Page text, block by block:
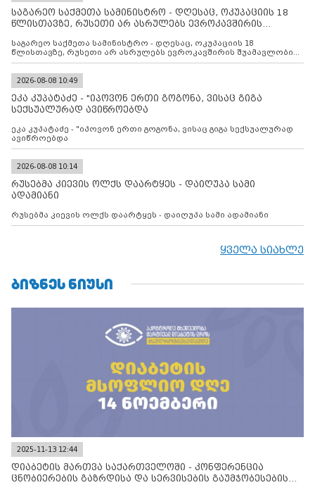
საგარეო საქმეთა სამინისტრო - დღესაც, ოკუპაციის 18
წლისთავზე, რუსეთი არ ასრულებს ევროკავშირის
საგარეო საქმეთა სამინისტრო - დღესაც, ოკუპაციის 18
წლისთავზე, რუსეთი არ ასრულებს ევროკავშირის შუამავლობით
დადებულ 2008 წლის 12 აგვისტოს ცეცხლის შეწყვეტის
კონტროლს ოკუპირებულ რეგიონებში, აგრძელებს მათი
მილიტარიზაციის პროცესს და აქტიურად დგამს ნაბიჯებს მათი
ფაქტობრივი ანექსიისკენ
2026-08-08 10:49
ეკა კუპატაძე - "იპოვონ ერთი გოგონა, ვისაც გიგა
სექსუალურად ავიწროებდა
ეკა კუპატაძე - "იპოვონ ერთი გოგონა, ვისაც გიგა სექსუალურად
ავიწროებდა
2026-08-08 10:14
რუსებმა კიევის ოლქს დაარტყეს - დაიღუპა სამი
ადამიანი
რუსებმა კიევის ოლქს დაარტყეს - დაიღუპა სამი ადამიანი
ყველა სიახლე
ᲑᲘᲖᲜᲔᲡ ᲜᲘᲣᲡᲘ
2025-11-13 12:44
დიაბეტის მართვა საქართველოში - კონფერენცია
ცნობიერების გაზრდისა და სერვისების გაუმჯობესების